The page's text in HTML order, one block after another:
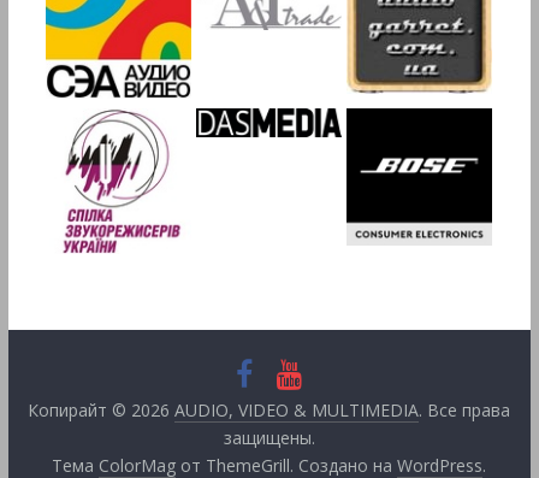
Копирайт © 2026AUDIO, VIDEO & MULTIMEDIA. Все права
защищены.
Тема ColorMag от ThemeGrill. Создано наWordPress.